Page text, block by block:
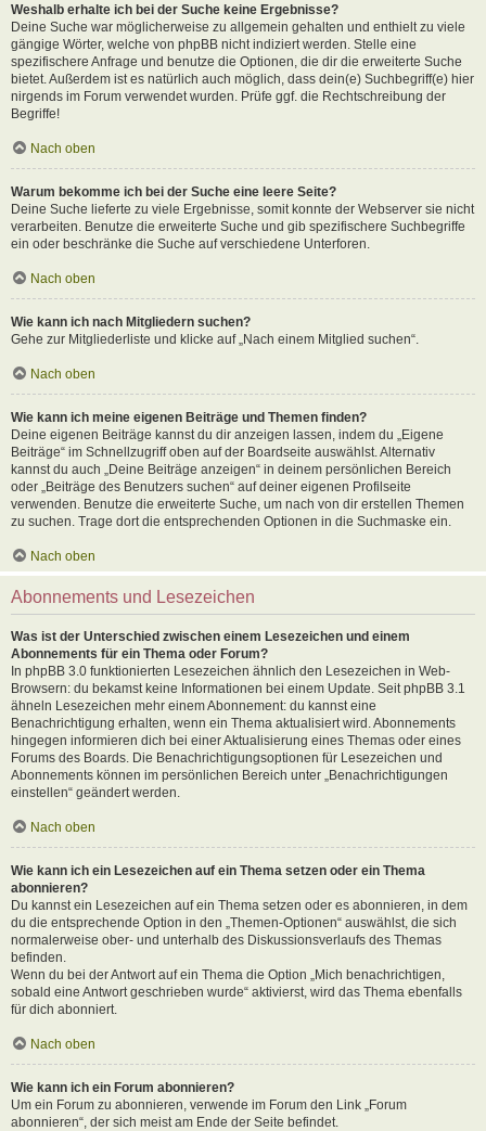
Weshalb erhalte ich bei der Suche keine Ergebnisse?
Deine Suche war möglicherweise zu allgemein gehalten und enthielt zu viele
gängige Wörter, welche von phpBB nicht indiziert werden. Stelle eine
spezifischere Anfrage und benutze die Optionen, die dir die erweiterte Suche
bietet. Außerdem ist es natürlich auch möglich, dass dein(e) Suchbegriff(e) hier
nirgends im Forum verwendet wurden. Prüfe ggf. die Rechtschreibung der
Begriffe!
Nach oben
Warum bekomme ich bei der Suche eine leere Seite?
Deine Suche lieferte zu viele Ergebnisse, somit konnte der Webserver sie nicht
verarbeiten. Benutze die erweiterte Suche und gib spezifischere Suchbegriffe
ein oder beschränke die Suche auf verschiedene Unterforen.
Nach oben
Wie kann ich nach Mitgliedern suchen?
Gehe zur Mitgliederliste und klicke auf „Nach einem Mitglied suchen“.
Nach oben
Wie kann ich meine eigenen Beiträge und Themen finden?
Deine eigenen Beiträge kannst du dir anzeigen lassen, indem du „Eigene
Beiträge“ im Schnellzugriff oben auf der Boardseite auswählst. Alternativ
kannst du auch „Deine Beiträge anzeigen“ in deinem persönlichen Bereich
oder „Beiträge des Benutzers suchen“ auf deiner eigenen Profilseite
verwenden. Benutze die erweiterte Suche, um nach von dir erstellen Themen
zu suchen. Trage dort die entsprechenden Optionen in die Suchmaske ein.
Nach oben
Abonnements und Lesezeichen
Was ist der Unterschied zwischen einem Lesezeichen und einem
Abonnements für ein Thema oder Forum?
In phpBB 3.0 funktionierten Lesezeichen ähnlich den Lesezeichen in Web-
Browsern: du bekamst keine Informationen bei einem Update. Seit phpBB 3.1
ähneln Lesezeichen mehr einem Abonnement: du kannst eine
Benachrichtigung erhalten, wenn ein Thema aktualisiert wird. Abonnements
hingegen informieren dich bei einer Aktualisierung eines Themas oder eines
Forums des Boards. Die Benachrichtigungsoptionen für Lesezeichen und
Abonnements können im persönlichen Bereich unter „Benachrichtigungen
einstellen“ geändert werden.
Nach oben
Wie kann ich ein Lesezeichen auf ein Thema setzen oder ein Thema
abonnieren?
Du kannst ein Lesezeichen auf ein Thema setzen oder es abonnieren, in dem
du die entsprechende Option in den „Themen-Optionen“ auswählst, die sich
normalerweise ober- und unterhalb des Diskussionsverlaufs des Themas
befinden.
Wenn du bei der Antwort auf ein Thema die Option „Mich benachrichtigen,
sobald eine Antwort geschrieben wurde“ aktivierst, wird das Thema ebenfalls
für dich abonniert.
Nach oben
Wie kann ich ein Forum abonnieren?
Um ein Forum zu abonnieren, verwende im Forum den Link „Forum
abonnieren“, der sich meist am Ende der Seite befindet.